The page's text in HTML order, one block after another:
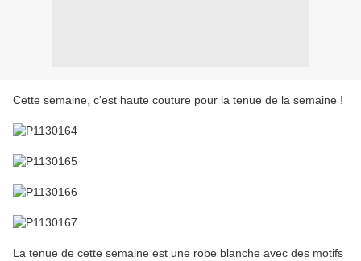
Cette semaine, c'est haute couture pour la tenue de la semaine !
La tenue de cette semaine est une robe blanche avec des motifs